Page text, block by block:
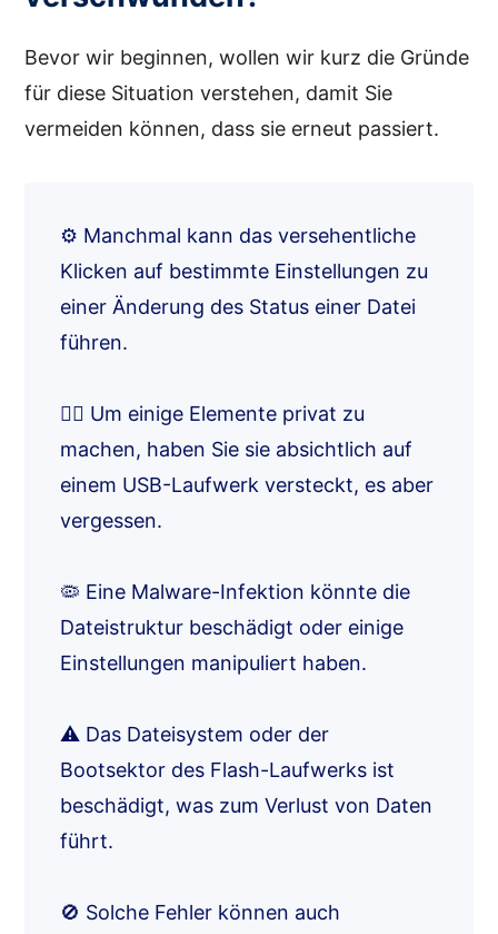
Bevor wir beginnen, wollen wir kurz die Gründe
für diese Situation verstehen, damit Sie
vermeiden können, dass sie erneut passiert.
⚙️ Manchmal kann das versehentliche
Klicken auf bestimmte Einstellungen zu
einer Änderung des Status einer Datei
führen.
🙂‍↕️ Um einige Elemente privat zu
machen, haben Sie sie absichtlich auf
einem USB-Laufwerk versteckt, es aber
vergessen.
🦠 Eine Malware-Infektion könnte die
Dateistruktur beschädigt oder einige
Einstellungen manipuliert haben.
⚠️ Das Dateisystem oder der
Bootsektor des Flash-Laufwerks ist
beschädigt, was zum Verlust von Daten
führt.
🚫 Solche Fehler können auch